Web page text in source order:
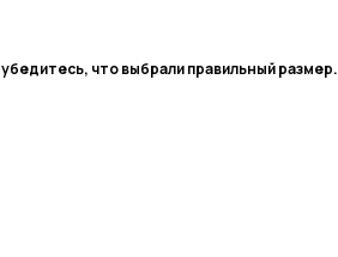
убедитесь, что выбрали правильный размер.